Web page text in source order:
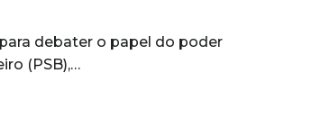
debater o papel do poder
(PSB),…